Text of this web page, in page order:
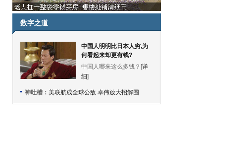
数字之道
中国人明明比日本人穷,为
何看起来却更有钱?
中国人哪来这么多钱？[详
细]
神吐槽： 美联航成全球公敌 卓伟放大招解围